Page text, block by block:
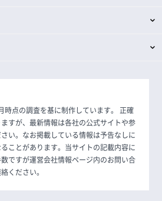
時点の調査を基に制作しています。 正確
すが、最新情報は各社の公式サイトや参
い。なお掲載している情報は予告なしに
ことがあります。当サイトの記載内容に
ですが運営会社情報ページ内のお問い合
ください。